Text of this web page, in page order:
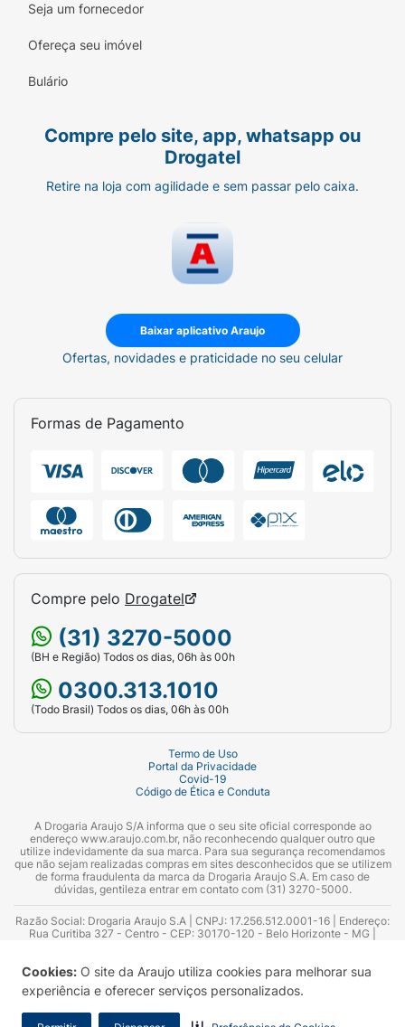
Cookies: O site da Araujo utiliza cookies para melhorar sua
experiência e oferecer serviços personalizados.
Seja um fornecedor
Ofereça seu imóvel
Bulário
Compre pelo site, app, whatsapp ou
Drogatel
Retire na loja com agilidade e sem passar pelo caixa.
Baixar aplicativo Araujo
Ofertas, novidades e praticidade no seu celular
Formas de Pagamento
Compre pelo Drogatel
(31) 3270-5000
(BH e Região) Todos os dias, 06h às 00h
0300.313.1010
(Todo Brasil) Todos os dias, 06h às 00h
Termo de Uso
Portal da Privacidade
Covid-19
Código de Ética e Conduta
A Drogaria Araujo S/A informa que o seu site oficial corresponde ao
endereço www.araujo.com.br, não reconhecendo qualquer outro que
utilize indevidamente da sua marca. Para sua segurança recomendamos
que não sejam realizadas compras em sites desconhecidos que se utilizem
de forma fraudulenta da marca da Drogaria Araujo S.A. Em caso de
dúvidas, gentileza entrar em contato com (31) 3270-5000.
Razão Social: Drogaria Araujo S.A | CNPJ: 17.256.512.0001-16 | Endereço:
Rua Curitiba 327 - Centro - CEP: 30170-120 - Belo Horizonte - MG |
Azevedo Guimarães – CRF 10.965 | Yasmin Silva Alvarenga – CRF 52.584 -
Consultor substituto: Thiago Aguiar Pinheiro - CRF Nº 13.748. Alvará
Sanitário: 2025020713 | Autorização de Funcionamento da Empresa (AFE):